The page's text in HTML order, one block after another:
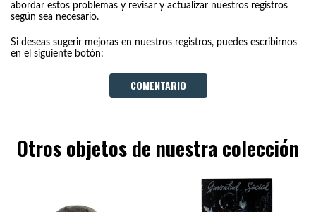
abordar estos problemas y revisar y actualizar nuestros registros
según sea necesario.
Si deseas sugerir mejoras en nuestros registros, puedes escribirnos
en el siguiente botón:
COMENTARIO
Otros objetos de nuestra colección